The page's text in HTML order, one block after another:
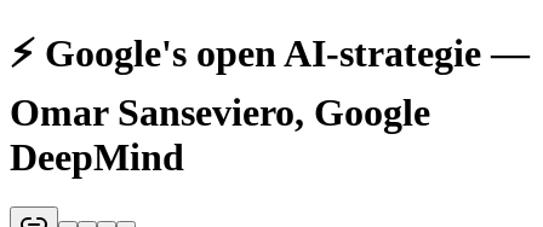
⚡️ Google's open AI-strategie —
Omar Sanseviero, Google
DeepMind